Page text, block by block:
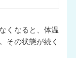
くなると、体温
その状態が続く